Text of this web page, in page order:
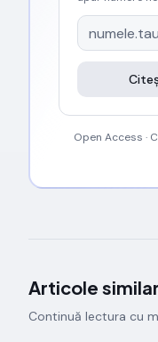
Open Access ·
Articole
Continuă lectura cu